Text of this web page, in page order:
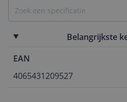
Belangrijkste
EAN
4065431209527